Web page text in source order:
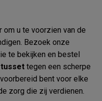
om u te voorzien van de
Bezoek onze
te bekijken en bestel
tegen een scherpe
bent voor elke
zorg die zij verdienen.